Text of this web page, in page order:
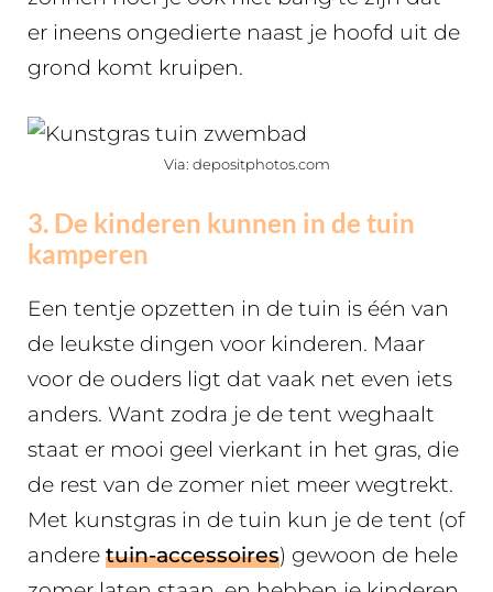
er ineens ongedierte naast je hoofd uit de
grond komt kruipen.
Via: depositphotos.com
3. De kinderen kunnen in de tuin
kamperen
Een tentje opzetten in de tuin is één van
de leukste dingen voor kinderen. Maar
voor de ouders ligt dat vaak net even iets
anders. Want zodra je de tent weghaalt
staat er mooi geel vierkant in het gras, die
de rest van de zomer niet meer wegtrekt.
Met kunstgras in de tuin kun je de tent (of
andere tuin-accessoires) gewoon de hele